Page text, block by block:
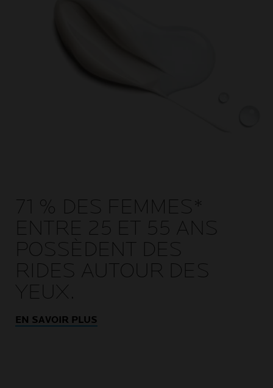
71 % DES FEMMES*
ENTRE 25 ET 55 ANS
POSSÈDENT DES
RIDES AUTOUR DES
YEUX.
EN SAVOIR PLUS